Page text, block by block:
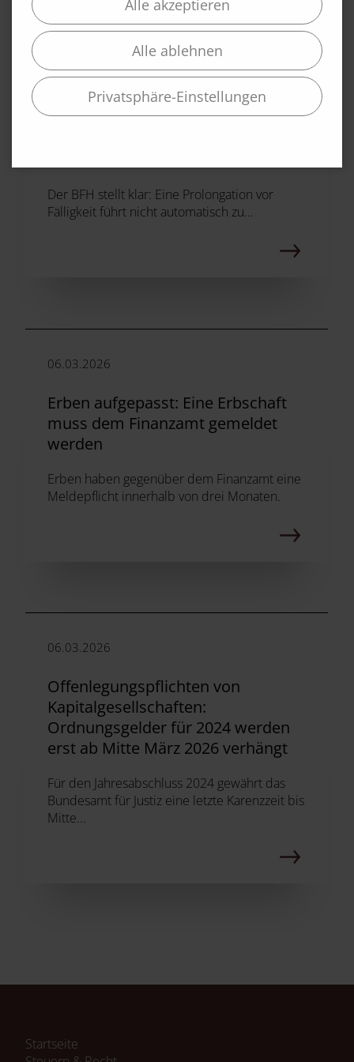
Darlehen des beherrschenden
Gesellschafters: Bei vor Fälligkeit
Der BFH stellt klar: Eine Prolongation vor
Fälligkeit führt nicht automatisch zu...
06.03.2026
Erben aufgepasst: Eine Erbschaft
muss dem Finanzamt gemeldet
werden
Erben haben gegenüber dem Finanzamt eine
Meldepflicht innerhalb von drei Monaten.
06.03.2026
Offenlegungspflichten von
Kapitalgesellschaften:
Ordnungsgelder für 2024 werden
erst ab Mitte März 2026 verhängt
Für den Jahresabschluss 2024 gewährt das
Bundesamt für Justiz eine letzte Karenzzeit bis
Mitte...
Navigation
Startseite
Alle akzeptieren
Alle ablehnen
Privatsphäre-Einstellungen